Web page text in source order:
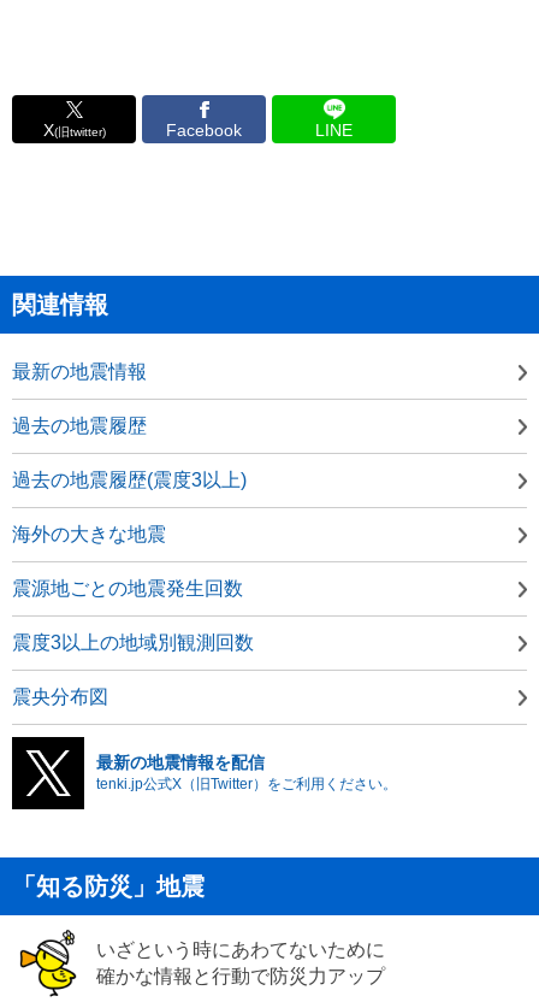
X(旧twitter) Facebook LINE
関連情報
最新の地震情報
過去の地震履歴
過去の地震履歴(震度3以上)
海外の大きな地震
震源地ごとの地震発生回数
震度3以上の地域別観測回数
震央分布図
最新の地震情報を配信
tenki.jp公式X（旧Twitter）をご利用ください。
「知る防災」地震
いざという時にあわてないために
確かな情報と行動で防災力アップ